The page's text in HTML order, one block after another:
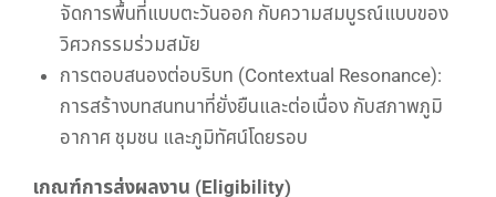
จัดการพื้นที่แบบตะวันออก กับความสมบูรณ์แบบของ
วิศวกรรมร่วมสมัย
การตอบสนองต่อบริบท (Contextual Resonance):
การสร้างบทสนทนาที่ยั่งยืนและต่อเนื่อง กับสภาพภูมิ
อากาศ ชุมชน และภูมิทัศน์โดยรอบ
เกณฑ์การส่งผลงาน (Eligibility)